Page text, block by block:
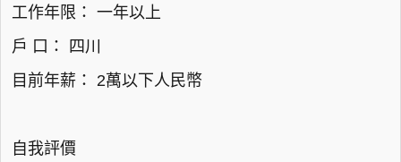
工作年限： 一年以上
戶 口： 四川
目前年薪： 2萬以下人民幣
自我評價